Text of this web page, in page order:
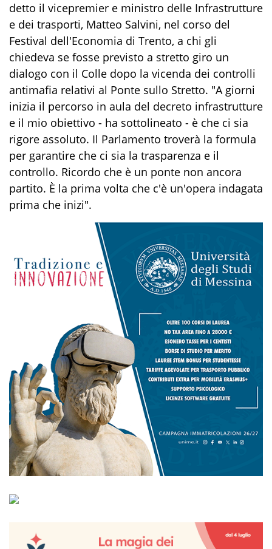
detto il vicepremier e ministro delle Infrastrutture
e dei trasporti, Matteo Salvini, nel corso del
Festival dell'Economia di Trento, a chi gli
chiedeva se fosse previsto a stretto giro un
dialogo con il Colle dopo la vicenda dei controlli
antimafia relativi al Ponte sullo Stretto. "A giorni
inizia il percorso in aula del decreto infrastrutture
e il mio obiettivo - ha sottolineato - è che ci sia
rigore assoluto. Il Parlamento troverà la formula
per garantire che ci sia la trasparenza e il
controllo. Ricordo che è un ponte non ancora
partito. È la prima volta che c'è un'opera indagata
prima che inizi".